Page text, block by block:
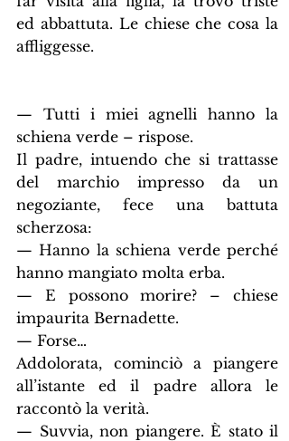
ed abbattuta. Le chiese che cosa la
affliggesse.
— Tutti i miei agnelli hanno la
schiena verde – rispose.
Il padre, intuendo che si trattasse
del marchio impresso da un
negoziante, fece una battuta
scherzosa:
— Hanno la schiena verde perché
hanno mangiato molta erba.
— E possono morire? – chiese
impaurita Bernadette.
— Forse…
Addolorata, cominciò a piangere
all’istante ed il padre allora le
raccontò la verità.
— Suvvia, non piangere. È stato il